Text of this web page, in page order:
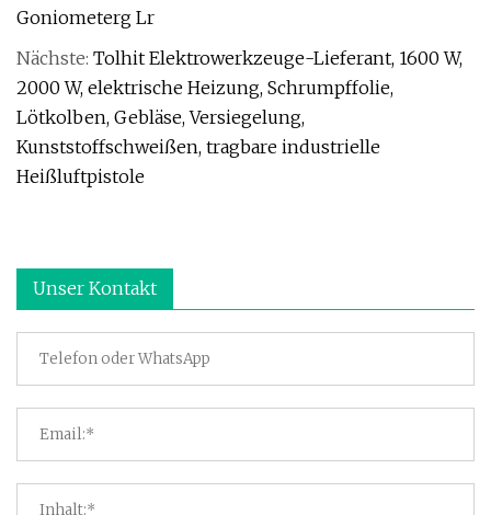
Goniometerg Lr
Nächste: Tolhit Elektrowerkzeuge-Lieferant, 1600 W,
2000 W, elektrische Heizung, Schrumpffolie,
Lötkolben, Gebläse, Versiegelung,
Kunststoffschweißen, tragbare industrielle
Heißluftpistole
Unser Kontakt